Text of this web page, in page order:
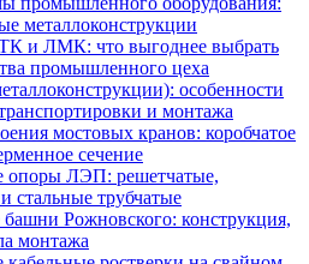
металлоконструкции
и ЛМК: что выгоднее выбрать
промышленного цеха
особенности
и монтажа
мостовых кранов: коробчатое
сечение
опоры ЛЭП: решетчатые,
стальные трубчатые
Рожновского: конструкция,
монтажа